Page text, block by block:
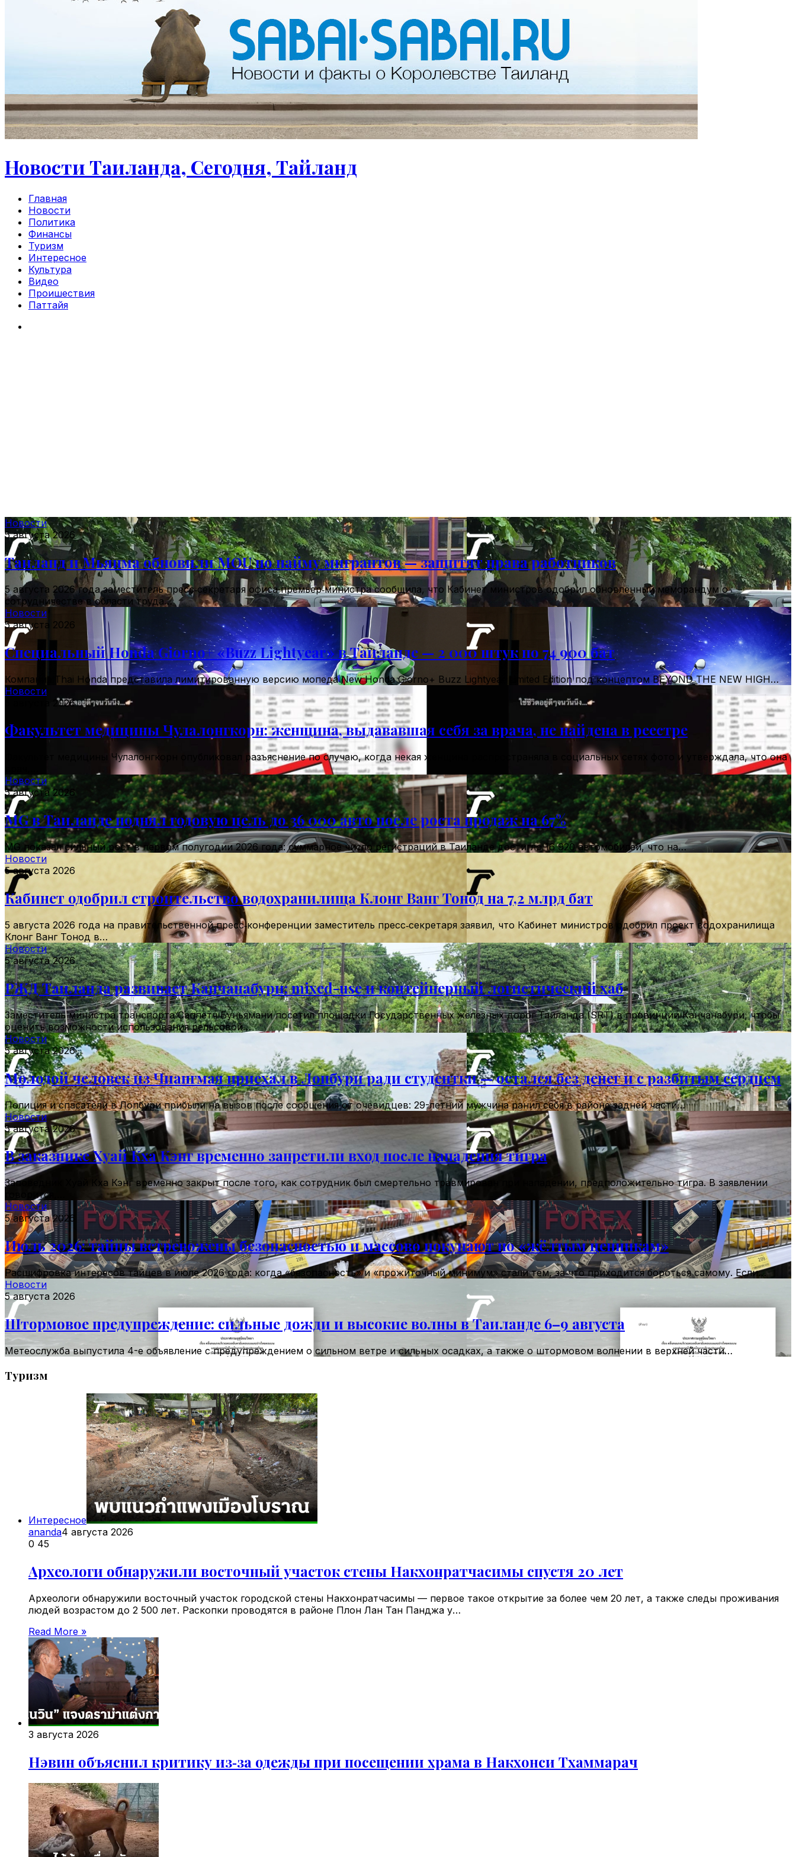
Новости Таиланда, Сегодня, Тайланд
Главная
Новости
Политика
Финансы
Туризм
Интересное
Культура
Видео
Проишествия
Паттайя
Новости
5 августа 2026
Таиланд и Мьянма обновили MOU по найму мигрантов — защитят права работников
5 августа 2026 года заместитель пресс‑секретаря офиса премьер‑министра сообщила, что Кабинет министров одобрил обновлённый меморандум о
сотрудничестве в области труда…
Новости
5 августа 2026
Специальный Honda Giorno+ «Buzz Lightyear» в Таиланде — 2 000 штук по 74 900 бат
Компания Thai Honda представила лимитированную версию мопеда New Honda Giorno+ Buzz Lightyear Limited Edition под концептом BEYOND THE NEW HIGH…
Новости
5 августа 2026
Факультет медицины Чулалонгкорн: женщина, выдававшая себя за врача, не найдена в реестре
Факультет медицины Чулалонгкорн опубликовал разъяснение по случаю, когда некая женщина распространяла в социальных сетях фото и утверждала, что она
Новости
5 августа 2026
MG в Таиланде поднял годовую цель до 36 000 авто после роста продаж на 67%
MG показал сильный рост в первом полугодии 2026 года: суммарное число регистраций в Таиланде достигло 16 920 автомобилей, что на…
Новости
5 августа 2026
Кабинет одобрил строительство водохранилища Клонг Ванг Тонод на 7,2 млрд бат
5 августа 2026 года на правительственной пресс‑конференции заместитель пресс‑секретаря заявил, что Кабинет министров одобрил проект водохранилища
Клонг Ванг Тонод в…
Новости
5 августа 2026
РЖД Таиланда развивает Канчанабури: mixed-use и контейнерный логистический хаб
Заместитель министра транспорта Саппетч Буньямани посетил площадки Государственных железных дорог Таиланда (SRT) в провинции Канчанабури, чтобы
оценить возможности использования рельсовой…
Новости
5 августа 2026
Молодой человек из Чиангмая приехал в Лопбури ради студентки — остался без денег и с разбитым сердцем
Полиция и спасатели в Лопбури прибыли на вызов после сообщения от очевидцев: 29-летний мужчина ранил себя в районе задней части…
Новости
5 августа 2026
В заказнике Хуай Кха Кэнг временно запретили вход после нападения тигра
Заповедник Хуай Кха Кэнг временно закрыт после того, как сотрудник был смертельно травмирован при нападении, предположительно тигра. В заявлении
говорится,…
Новости
5 августа 2026
Июль 2026: тайцы встревожены безопасностью и массово покупают по «жёлтым ценникам»
Расшифровка интересов тайцев в июле 2026 года: когда «безопасность» и «прожиточный минимум» стали тем, за что приходится бороться самому. Если…
Новости
5 августа 2026
Штормовое предупреждение: сильные дожди и высокие волны в Таиланде 6–9 августа
Метеослужба выпустила 4-е объявление с предупреждением о сильном ветре и сильных осадках, а также о штормовом волнении в верхней части…
Туризм
Интересное
ananda4 августа 2026
0 45
Археологи обнаружили восточный участок стены Накхонратчасимы спустя 20 лет
Археологи обнаружили восточный участок городской стены Накхонратчасимы — первое такое открытие за более чем 20 лет, а также следы проживания
людей возрастом до 2 500 лет. Раскопки проводятся в районе Плон Лан Тан Панджа у…
Read More »
3 августа 2026
Нэвин объяснил критику из‑за одежды при посещении храма в Накхонси Тхаммарач